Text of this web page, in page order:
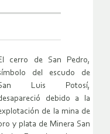
cerro de San Pedro,
del escudo de
Luis Potosí,
debido a la
de la mina de
y plata de Minera San